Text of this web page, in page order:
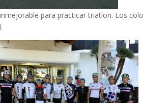
para practicar triatlon. Los